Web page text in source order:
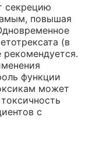
секрецию
повышая
(в
рекомендуется.
функции
может
с